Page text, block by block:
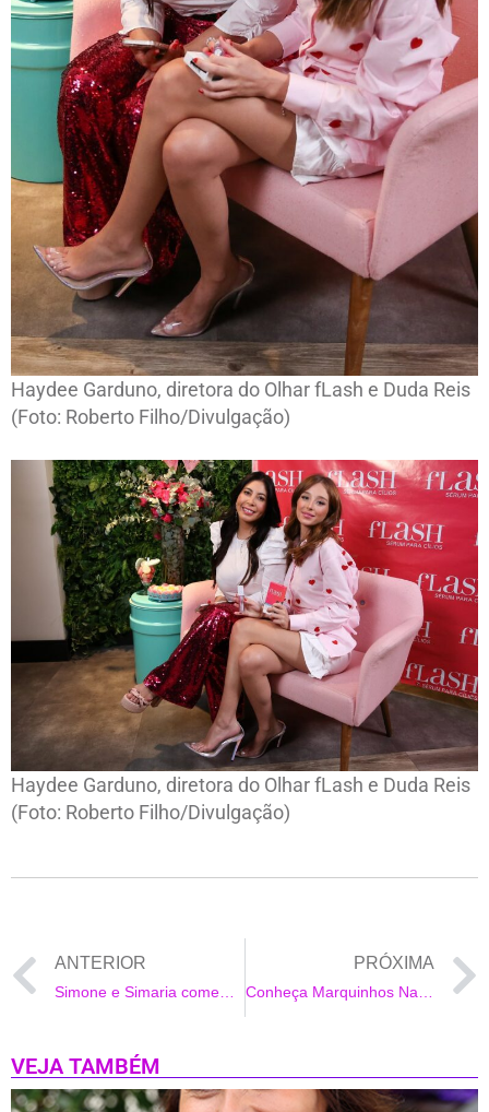
Haydee Garduno, diretora do Olhar fLash e Duda Reis
(Foto: Roberto Filho/Divulgação)
Haydee Garduno, diretora do Olhar fLash e Duda Reis
(Foto: Roberto Filho/Divulgação)
ANTERIOR
Simone e Simaria comemoram sucesso nas rádios e anunciam a segunda parte do novo DVD
PRÓXIMA
Conheça Marquinhos Navais, o mais novo sucesso da Web
VEJA TAMBÉM